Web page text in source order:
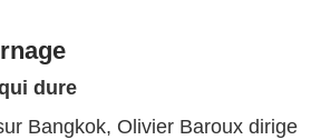
dure
Bangkok, Olivier Baroux dirige